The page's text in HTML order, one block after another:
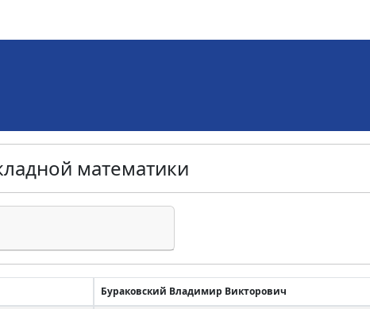
математики
Бураковский Владимир Викторович